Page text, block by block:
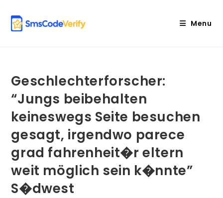
content
Menu
Geschlechterforscher:
“Jungs beibehalten
keineswegs Seite besuchen
gesagt, irgendwo parece
grad fahrenheit�r eltern
weit möglich sein k�nnte”
S�dwest